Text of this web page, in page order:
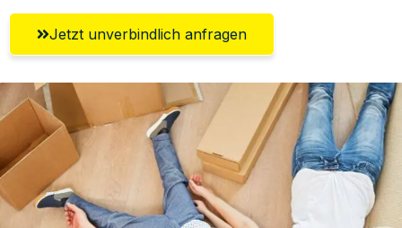
Jetzt unverbindlich anfragen